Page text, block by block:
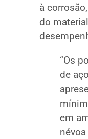
à
do
“Os
de
em